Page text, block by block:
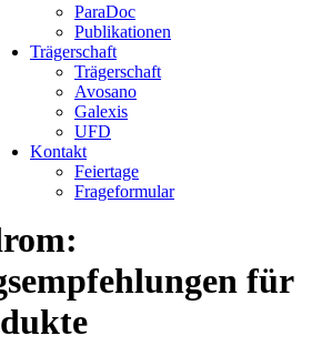
ParaDoc
Publikationen
Trägerschaft
Trägerschaft
Avosano
Galexis
UFD
Kontakt
Feiertage
Frageformular
für